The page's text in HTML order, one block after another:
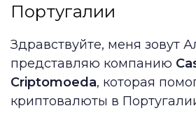
Португалии
Здравствуйте, меня зовут
представляю компанию
Criptomoeda, которая
криптовалюты в